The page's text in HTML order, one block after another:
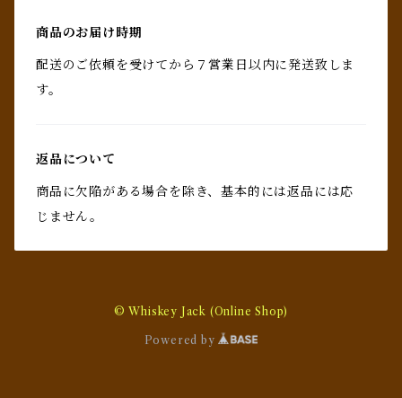
商品のお届け時期
配送のご依頼を受けてから７営業日以内に発送致しま
す。
返品について
商品に欠陥がある場合を除き、基本的には返品には応
じません。
© Whiskey Jack (Online Shop)
Powered by